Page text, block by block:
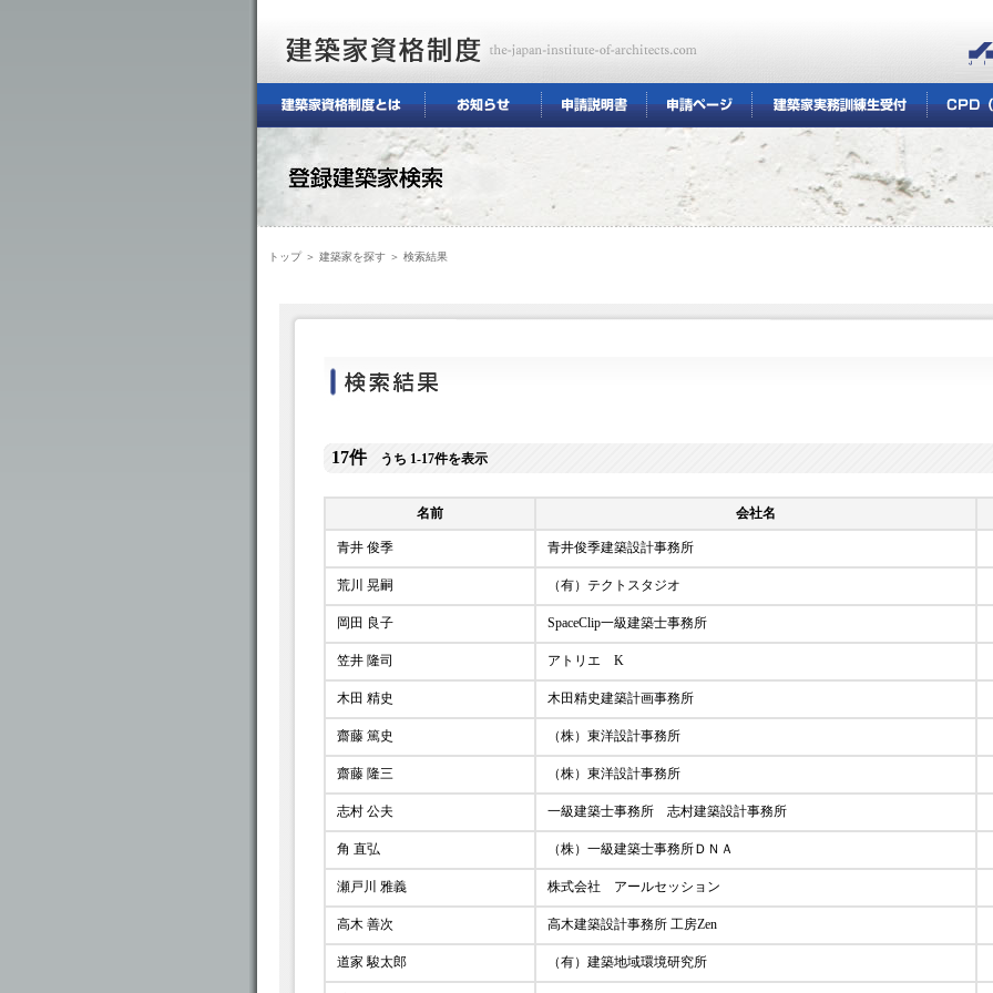
トップ＞ 建築家を探す ＞ 検索結果
17件うち 1-17件を表示
名前 会社名
青井 俊季 青井俊季建築設計事務所
荒川 晃嗣 （有）テクトスタジオ
岡田 良子 SpaceClip一級建築士事務所
笠井 隆司 アトリエ K
木田 精史 木田精史建築計画事務所
齋藤 篤史 （株）東洋設計事務所
齋藤 隆三 （株）東洋設計事務所
志村 公夫 一級建築士事務所 志村建築設計事務所
角 直弘 （株）一級建築士事務所ＤＮＡ
瀬戸川 雅義 株式会社 アールセッション
高木 善次 高木建築設計事務所 工房Zen
道家 駿太郎 （有）建築地域環境研究所